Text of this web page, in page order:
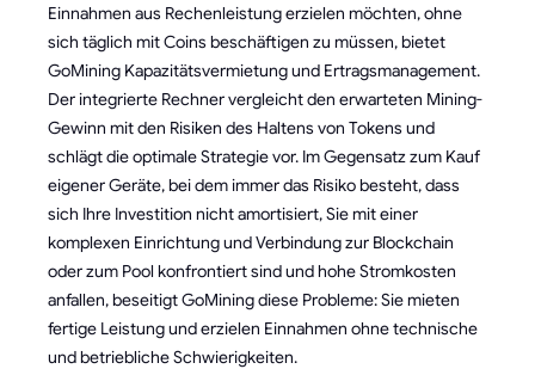
Einnahmen aus Rechenleistung erzielen möchten, ohne
sich täglich mit Coins beschäftigen zu müssen, bietet
GoMining Kapazitätsvermietung und Ertragsmanagement.
Der integrierte Rechner vergleicht den erwarteten Mining-
Gewinn mit den Risiken des Haltens von Tokens und
schlägt die optimale Strategie vor. Im Gegensatz zum Kauf
eigener Geräte, bei dem immer das Risiko besteht, dass
sich Ihre Investition nicht amortisiert, Sie mit einer
komplexen Einrichtung und Verbindung zur Blockchain
oder zum Pool konfrontiert sind und hohe Stromkosten
anfallen, beseitigt GoMining diese Probleme: Sie mieten
fertige Leistung und erzielen Einnahmen ohne technische
und betriebliche Schwierigkeiten.